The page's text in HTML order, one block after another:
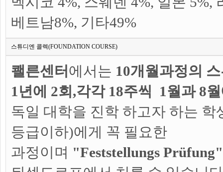
베트남8%, 기타49%
스튜디엔 콜렉(FOUNDATION COURSE)
쾔른센터 에서는 10개월과정의
1년에 2회,각각 18주씩 1월과 8
독일 대학을 진학 하고자 하는 학
등급이하)에게 꼭 필요한
과정이며 "Feststellungs Prüfung"